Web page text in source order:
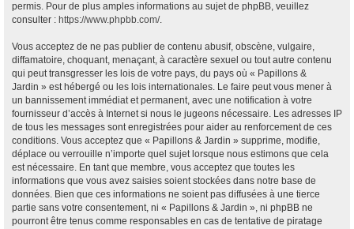
permis. Pour de plus amples informations au sujet de phpBB, veuillez
consulter : https://www.phpbb.com/.
Vous acceptez de ne pas publier de contenu abusif, obscène, vulgaire,
diffamatoire, choquant, menaçant, à caractère sexuel ou tout autre contenu
qui peut transgresser les lois de votre pays, du pays où « Papillons &
Jardin » est hébergé ou les lois internationales. Le faire peut vous mener à
un bannissement immédiat et permanent, avec une notification à votre
fournisseur d’accès à Internet si nous le jugeons nécessaire. Les adresses IP
de tous les messages sont enregistrées pour aider au renforcement de ces
conditions. Vous acceptez que « Papillons & Jardin » supprime, modifie,
déplace ou verrouille n’importe quel sujet lorsque nous estimons que cela
est nécessaire. En tant que membre, vous acceptez que toutes les
informations que vous avez saisies soient stockées dans notre base de
données. Bien que ces informations ne soient pas diffusées à une tierce
partie sans votre consentement, ni « Papillons & Jardin », ni phpBB ne
pourront être tenus comme responsables en cas de tentative de piratage